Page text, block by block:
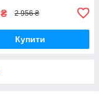
₴ 2 956 ₴
Купити